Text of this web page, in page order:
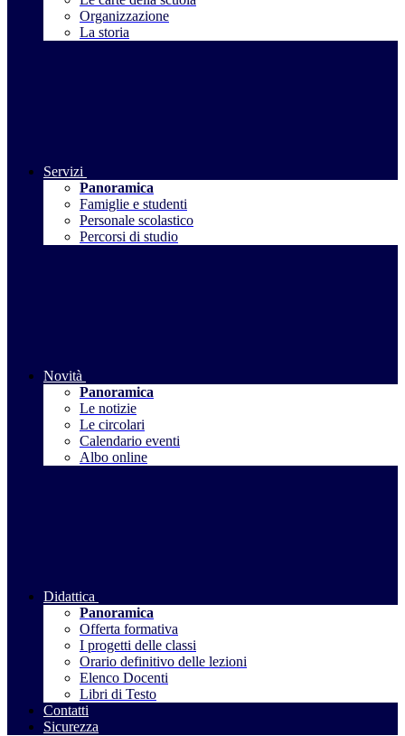
Organizzazione
La storia
Servizi
Panoramica
Famiglie e studenti
Personale scolastico
Percorsi di studio
Novità
Panoramica
Le notizie
Le circolari
Calendario eventi
Albo online
Didattica
Panoramica
Offerta formativa
I progetti delle classi
Orario definitivo delle lezioni
Elenco Docenti
Libri di Testo
Contatti
Sicurezza